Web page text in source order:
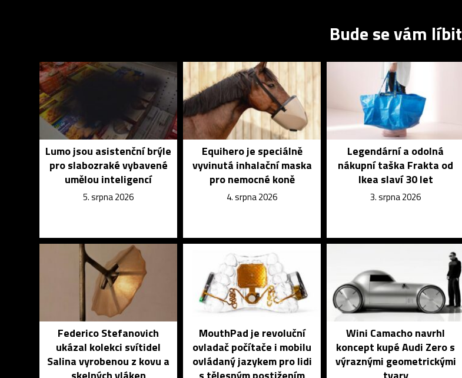
Bude se vám líbit
Lumo jsou asistenční brýle
pro slabozraké vybavené
umělou inteligencí
5. srpna 2026
Equihero je speciálně
vyvinutá inhalační maska
pro nemocné koně
4. srpna 2026
Legendární a odolná
nákupní taška Frakta od
Ikea slaví 30 let
3. srpna 2026
Federico Stefanovich
ukázal kolekci svítidel
Salina vyrobenou z kovu a
MouthPad je revoluční
ovladač počítače i mobilu
ovládaný jazykem pro lidi
Wini Camacho navrhl
koncept kupé Audi Zero s
výraznými geometrickými